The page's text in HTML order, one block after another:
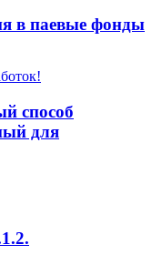
в паевые фонды
способ
для